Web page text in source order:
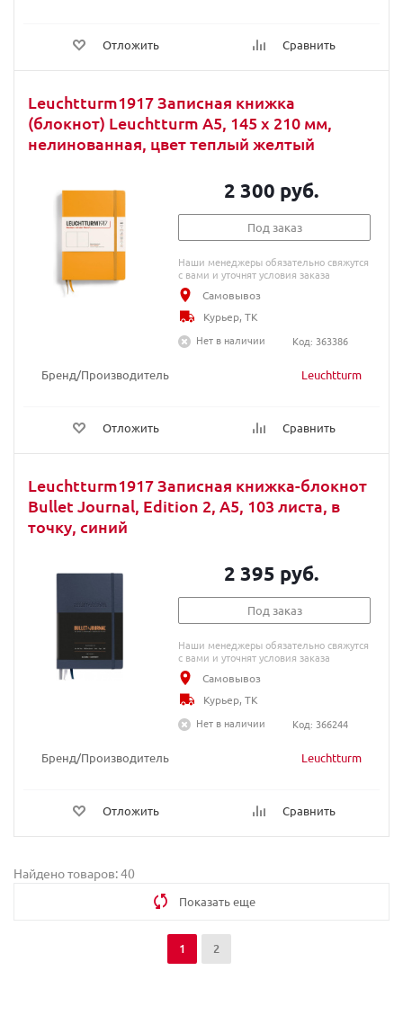
Отложить Сравнить
Leuchtturm1917 Записная книжка
(блокнот) Leuchtturm A5, 145 x 210 мм,
нелинованная, цвет теплый желтый
Бренд/Производитель Leuchtturm
Отложить Сравнить
2 300 руб.
Под заказ
Наши менеджеры обязательно свяжутся
с вами и уточнят условия заказа
Самовывоз
Курьер, ТК
Нет в наличии
Код: 363386
Leuchtturm1917 Записная книжка-блокнот
Bullet Journal, Edition 2, A5, 103 листа, в
точку, синий
Бренд/Производитель Leuchtturm
Отложить Сравнить
2 395 руб.
Под заказ
Наши менеджеры обязательно свяжутся
с вами и уточнят условия заказа
Самовывоз
Курьер, ТК
Нет в наличии
Код: 366244
Найдено товаров: 40
Показать еще
1 2